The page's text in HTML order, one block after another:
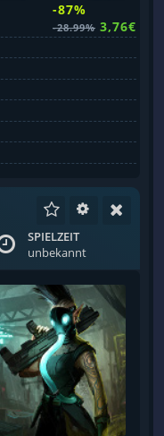
-87%
-28.99% 3,76€
SPIELZEIT
unbekannt